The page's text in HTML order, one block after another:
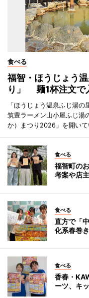
食べる
福智・ほうじょう
り」 麺1杯注文で
「ほうじょう温泉ふじ湯
筑豊ラーメン山小屋ふじ湯
か）まつり2026」を開いて
食べる
福智町の
考案や店
食べる
直方で「
化系春巻
食べる
香春・
ーツ、キ